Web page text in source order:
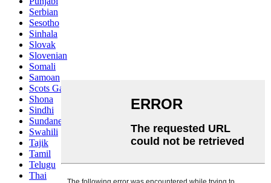
Serbian
Sesotho
Sinhala
Slovak
Slovenian
Somali
Samoan
Scots Gaelic
Shona
Sindhi
Sundanese
Swahili
Tajik
Tamil
Telugu
Thai